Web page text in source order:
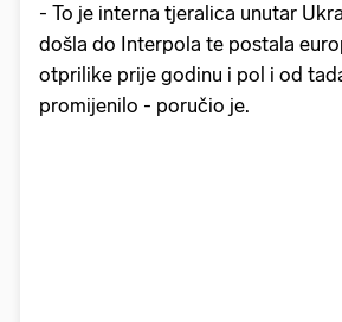
- To je interna tjeralica unutar
došla do Interpola te postala
otprilike prije godinu i pol i od
promijenilo - poručio je.